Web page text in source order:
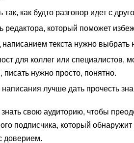
так, как будто разговор идет с
редактора, который поможет
написанием текста нужно
для коллег или
писать нужно просто, понятно.
лучше дать прочесть
свою аудиторию, чтобы
подписчика, который
доверием.